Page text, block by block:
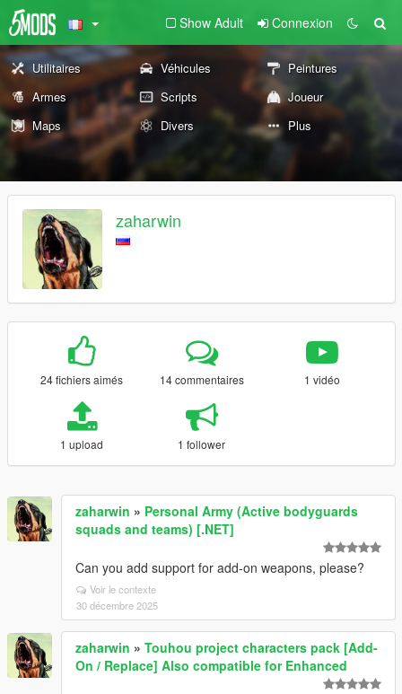
Show Adult Connexion
Utilitaires Véhicules
Peintures
Armes
Scripts
Joueur
Maps
Divers Plus
zaharwin
24 fichiers aimés 14 commentaires 1 vidéo
1 upload 1 follower
zaharwin » Personal Army (Active bodyguards
squads and teams) [.NET]
Can you add support for add-on weapons, please?
Voir le contexte
30 décembre 2025
zaharwin » Touhou project characters pack [Add-
On / Replace] Also compatible for Enhanced